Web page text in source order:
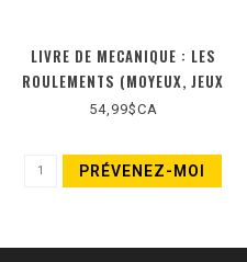
LIVRE DE MECANIQUE : LES
ROULEMENTS (MOYEUX, JEUX
DE PEDALIER ET JEUX DE
ÉDITION)
54,99$CA
PRÉVENEZ-MOI